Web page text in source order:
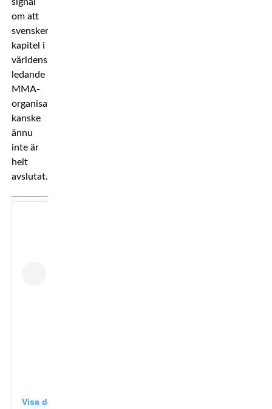
om att
svenskens
kapitel i
världens
ledande
MMA-
organisation
kanske
ännu
inte är
helt
avslutat.
Visa detta inlägg på Instagram